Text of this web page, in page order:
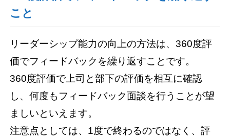
こと
リーダーシップ能力の向上の方法は、360度評
価でフィードバックを繰り返すことです。
360度評価で上司と部下の評価を相互に確認
し、何度もフィードバック面談を行うことが望
ましいといえます。
注意点としては、1度で終わるのではなく、評